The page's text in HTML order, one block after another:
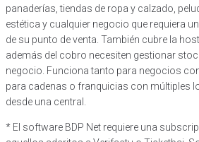
panaderías, tiendas de ropa y calzado,
estética y cualquier negocio que requiera
de su punto de venta. También cubre la
además del cobro necesiten gestionar
negocio. Funciona tanto para negocios
para cadenas o franquicias con múltiples
desde una central.
* El software BDP Net requiere una